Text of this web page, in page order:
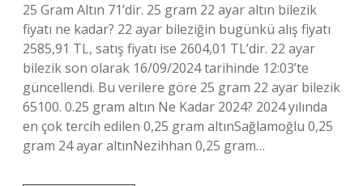
25 Gram Altın 71’dir. 25 gram 22 ayar altın bilezik
fiyatı ne kadar? 22 ayar bileziğin bugünkü alış fiyatı
2585,91 TL, satış fiyatı ise 2604,01 TL’dir. 22 ayar
bilezik son olarak 16/09/2024 tarihinde 12:03’te
güncellendi. Bu verilere göre 25 gram 22 ayar bilezik
65100. 0.25 gram altın Ne Kadar 2024? 2024 yılında
en çok tercih edilen 0,25 gram altınSağlamoğlu 0,25
gram 24 ayar altınNezihhan 0,25 gram…